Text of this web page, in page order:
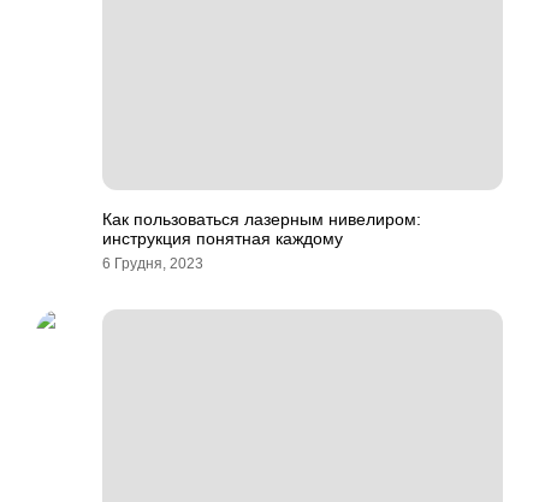
Как пользоваться лазерным нивелиром:
инструкция понятная каждому
6 Грудня, 2023